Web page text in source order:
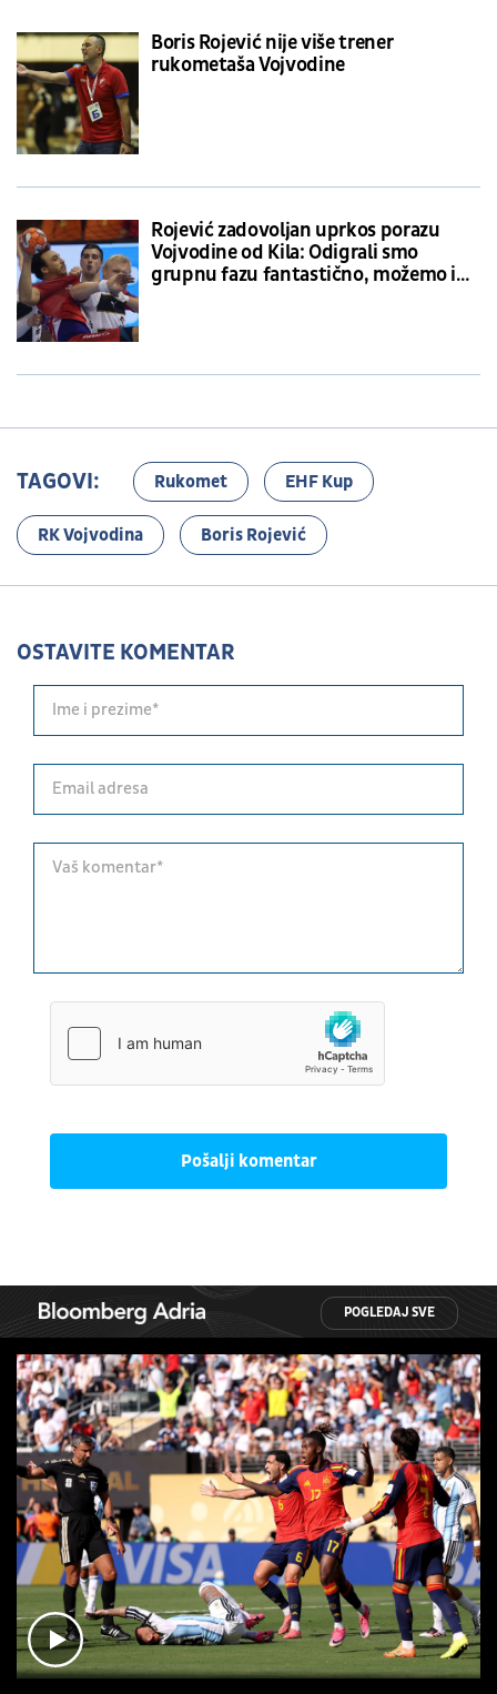
Boris Rojević nije više trener
rukometaša Vojvodine
Rojević zadovoljan uprkos porazu
Vojvodine od Kila: Odigrali smo
grupnu fazu fantastično, možemo i
TAGOVI: Rukomet EHF Kup
RK Vojvodina Boris Rojević
OSTAVITE KOMENTAR
Pošalji komentar
POGLEDAJ SVE